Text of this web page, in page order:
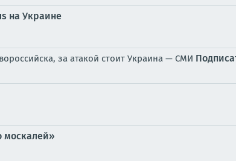
на Украине
за атакой стоит Украина — СМИ
москалей»